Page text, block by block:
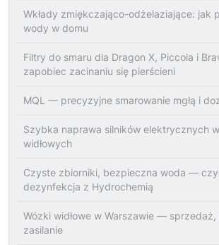
Wkłady zmiękczająco-odżelaziające: jak
wody w domu
Filtry do smaru dla Dragon X, Piccola i
zapobiec zacinaniu się pierścieni
MQL — precyzyjne smarowanie mgłą i
Szybka naprawa silników elektrycznych
widłowych
Czyste zbiorniki, bezpieczna woda —
dezynfekcja z Hydrochemią
Wózki widłowe w Warszawie — sprzedaż,
zasilanie